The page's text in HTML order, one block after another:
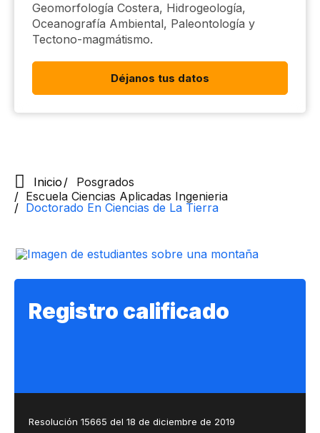
Geomorfología Costera, Hidrogeología,
Oceanografía Ambiental, Paleontología y
Tectono-magmátismo.
Déjanos tus datos
Inicio
Posgrados
Escuela Ciencias Aplicadas Ingenieria
Doctorado En Ciencias de La Tierra
Registro calificado
Resolución ​​​15665 del 18 de diciembre de 2019